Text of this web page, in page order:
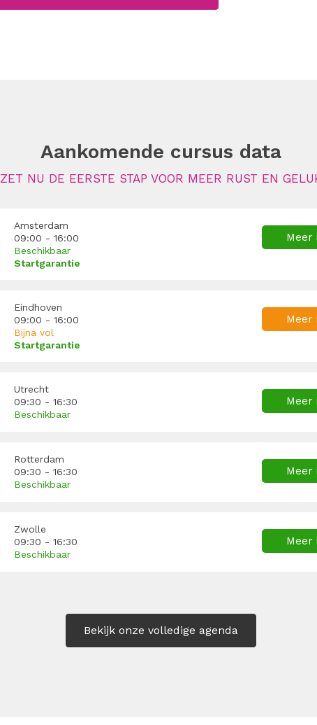
Aankomende cursus data
ZET NU DE EERSTE STAP VOOR MEER RUST EN
Amsterdam
09:00 - 16:00
Beschikbaar
Startgarantie
Meer
Eindhoven
09:00 - 16:00
Bijna vol
Startgarantie
Meer
Utrecht
09:30 - 16:30
Beschikbaar
Meer
Rotterdam
09:30 - 16:30
Beschikbaar
Meer
Zwolle
09:30 - 16:30
Beschikbaar
Meer
Bekijk onze volledige agenda